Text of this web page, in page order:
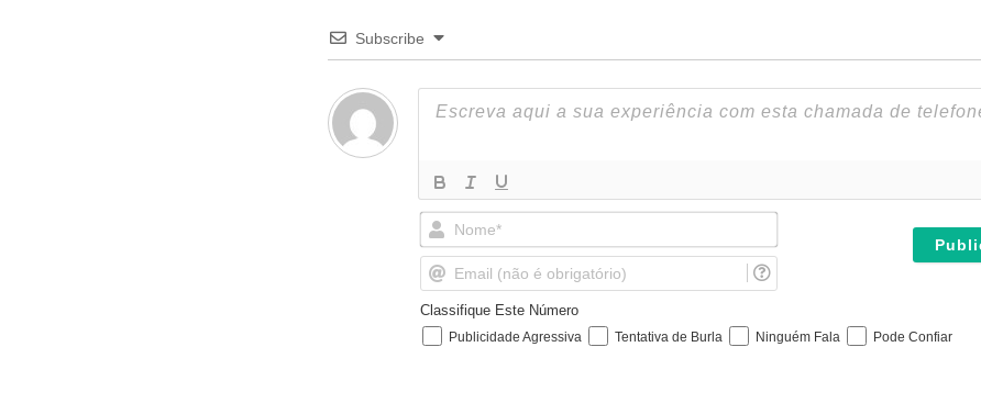
Subscribe
N
m
l
Classifique Este Número
Publicidade Agressiva Tentativa de Burla Ninguém Fala Pode Confiar